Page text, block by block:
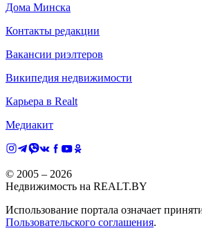
Дома Минска
Контакты редакции
Вакансии риэлтеров
Википедия недвижимости
Карьера в Realt
Медиакит
© 2005 – 2026
Недвижимость на REALT.BY
Использование портала означает
Пользовательского соглашения.